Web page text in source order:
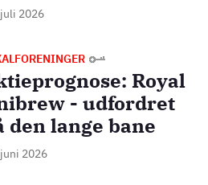
2026
Royal
- udfordret
den lange bane
2026